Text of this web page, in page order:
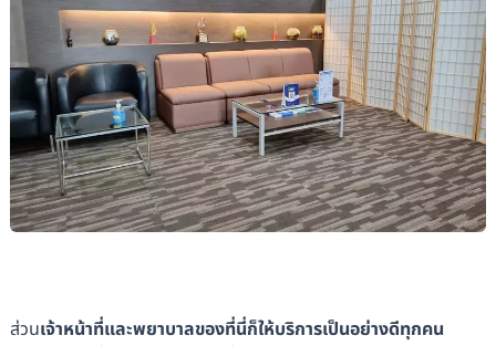
ส่วนเจ้าหน้าที่และพยาบาลของที่นี่ก็ให้บริการเป็นอย่างดีทุกคน